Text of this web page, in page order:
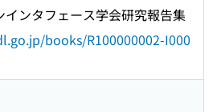
インタフェース学会研究報告集
books/R100000002-I000